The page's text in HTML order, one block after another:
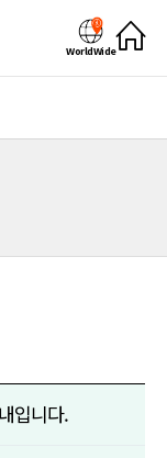
WorldWide
입니다.